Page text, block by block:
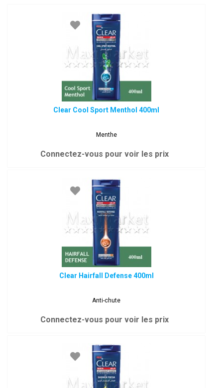
Clear Cool Sport Menthol 400ml
Menthe
Connectez-vous pour voir les prix
Clear Hairfall Defense 400ml
Anti-chute
Connectez-vous pour voir les prix